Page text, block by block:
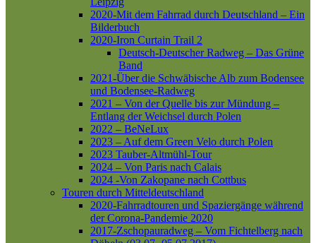
2020-Mit dem Fahrrad durch Deutschland – Ein
Bilderbuch
2020-Iron Curtain Trail 2
Deutsch-Deutscher Radweg – Das Grüne
Band
2021-Über die Schwäbische Alb zum Bodensee
und Bodensee-Radweg
2021 – Von der Quelle bis zur Mündung –
Entlang der Weichsel durch Polen
2022 – BeNeLux
2023 – Auf dem Green Velo durch Polen
2023 Tauber-Altmühl-Tour
2024 – Von Paris nach Calais
2024 -Von Zakopane nach Cottbus
Touren durch Mitteldeutschland
2020-Fahrradtouren und Spaziergänge während
der Corona-Pandemie 2020
2017-Zschopauradweg – Vom Fichtelberg nach